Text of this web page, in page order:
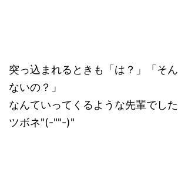
突っ込まれるときも「は？」「そ
ないの？」
なんていってくるような先輩でし
ツボネ"(-""-)"